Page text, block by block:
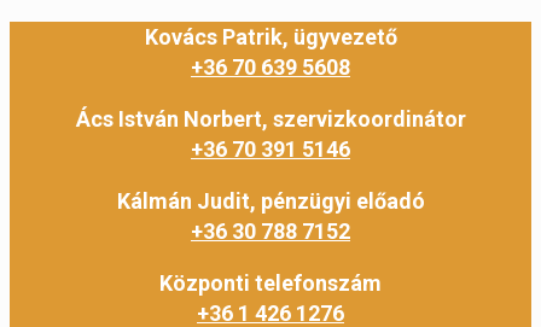
Kovács Patrik, ügyvezető
+36 70 639 5608
Ács István Norbert, szervizkoordinátor
+36 70 391 5146
Kálmán Judit, pénzügyi előadó
+36 30 788 7152
Központi telefonszám
+36 1 426 1276